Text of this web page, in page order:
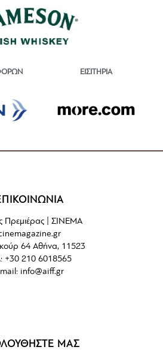
ΕΙΣΙΤΗΡΙΑ
Πρεμιέρας | ΣΙΝΕΜΑ
64 Αθήνα, 11523
+30 210 6018565
info@aiff.gr
ΜΑΣ